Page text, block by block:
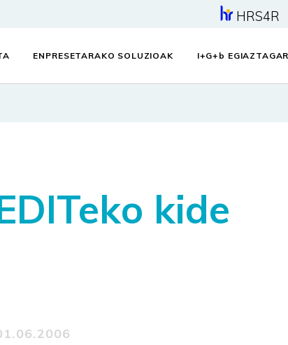
HRS4R
ENPRESETARAKO SOLUZIOAK I+G+ b
kide